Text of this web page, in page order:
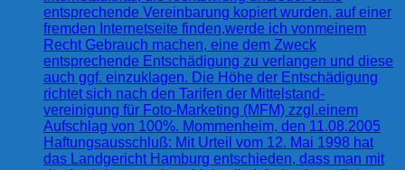
entsprechende Vereinbarung kopiert wurden, auf einer
fremden Internetseite finden,werde ich vonmeinem
Recht Gebrauch machen, eine dem Zweck
entsprechende Entschädigung zu verlangen und diese
auch ggf. einzuklagen. Die Höhe der Entschädigung
richtet sich nach den Tarifen der Mittelstand-
vereinigung für Foto-Marketing (MFM) zzgl.einem
Aufschlag von 100%. Mommenheim, den 11.08.2005
Haftungsausschluß: Mit Urteil vom 12. Mai 1998 hat
das Landgericht Hamburg entschieden, dass man mit